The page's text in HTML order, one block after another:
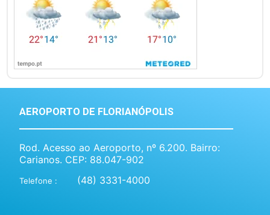
AEROPORTO DE FLORIANÓPOLIS
Rod. Acesso ao Aeroporto, nº 6.200. Bairro:
Carianos. CEP: 88.047-902
Telefone : (48) 3331-4000